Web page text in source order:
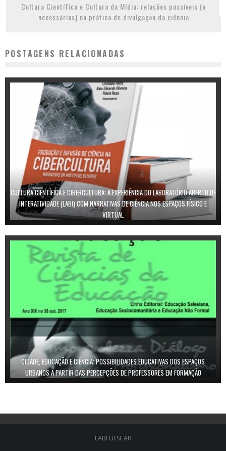
Cultura Científica e Cultura da Mídia: relações possíveis (e
necessárias) na prática de divulgação da ciência
POSTAGENS RELACIONADAS
CULTURA CIENTÍFICA E CIBERCULTURA: A EXPERIÊNCIA DO LABORATÓRIO ABERTO DE
INTERATIVIDADE (LABI) COM NARRATIVAS DE CIÊNCIA NOS ESPAÇOS FÍSICO E
VIRTUAL
CIDADE, EDUCAÇÃO E CIÊNCIA: POSSIBILIDADES EDUCATIVAS DOS ESPAÇOS
URBANOS A PARTIR DAS PERCEPÇÕES DE PROFESSORES EM FORMAÇÃO
LABI UFSCAR